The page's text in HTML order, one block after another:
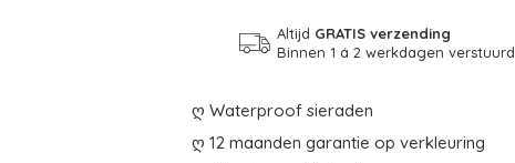
Altijd GRATIS verzending
Binnen 1 á 2 werkdagen verstuurd
ღ Waterproof sieraden
ღ 12 maanden garantie op verkleuring